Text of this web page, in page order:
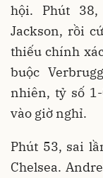
hội. Phút
Jackson, rồi
thiếu chính
buộc
nhiên, tỷ số
vào giờ nghỉ.
Phút 53, sai
Chelsea.